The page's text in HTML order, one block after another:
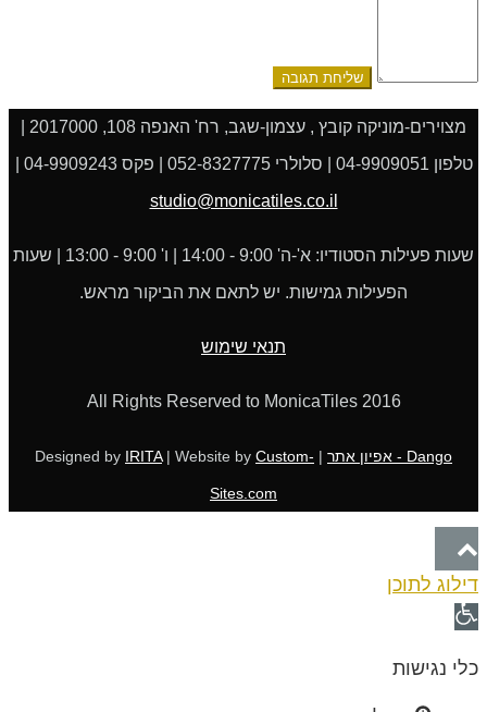
טלפון 04-9909051 | סלולרי 052-8327775 | פקס 04-9909243 |
studio@monicatiles.co.il
שעות פעילות הסטודיו: א'-ה' 9:00 - 14:00 | ו' 9:00 - 13:00 | שעות
הפעילות גמישות. יש לתאם את הביקור מראש.
תנאי שימוש
All Rights Reserved to MonicaTiles 2016
Dango - אפיון אתר | Designed by
IRITA| Website by Custom-
Sites.com
לראש
העמוד
דילוג לתוכן
פתח
כלי נגישות